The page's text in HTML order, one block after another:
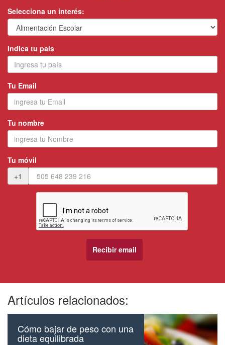
Selecciona un interés:
Indica tu país
Tu Email
Tu nombre
Tu móvil
+1
Artículos relacionados:
Cómo bajar de peso con una
dieta equilibrada